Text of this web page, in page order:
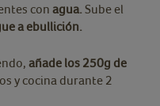
con agua. Sube el
a ebullición.
añade los 250g de
y cocina durante 2